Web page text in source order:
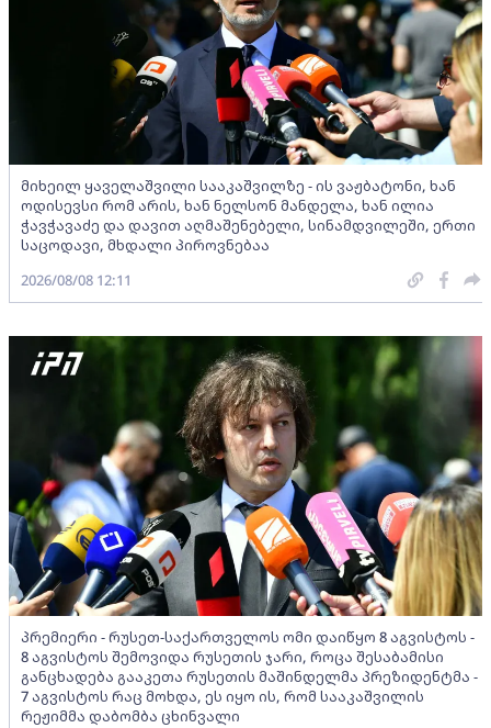
მიხეილ ყაველაშვილი სააკაშვილზე - ის ვაჟბატონი, ხან
ოდისევსი რომ არის, ხან ნელსონ მანდელა, ხან ილია
ჭავჭავაძე და დავით აღმაშენებელი, სინამდვილეში, ერთი
საცოდავი, მხდალი პიროვნებაა
2026/08/08 12:11
პრემიერი - რუსეთ-საქართველოს ომი დაიწყო 8 აგვისტოს -
8 აგვისტოს შემოვიდა რუსეთის ჯარი, როცა შესაბამისი
განცხადება გააკეთა რუსეთის მაშინდელმა პრეზიდენტმა -
7 აგვისტოს რაც მოხდა, ეს იყო ის, რომ სააკაშვილის
რეჟიმმა დაბომბა ცხინვალი